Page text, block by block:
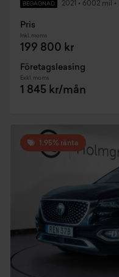
BEGAGNAD 2021 • 6002 mil •
Pris
Inkl. moms
199 800 kr
Företagsleasing
Exkl. moms
1 845 kr/mån
1,95% ränta